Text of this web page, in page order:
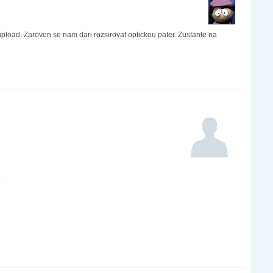
Zaroven se nam dari rozsirovat optickou pater. Zustante na